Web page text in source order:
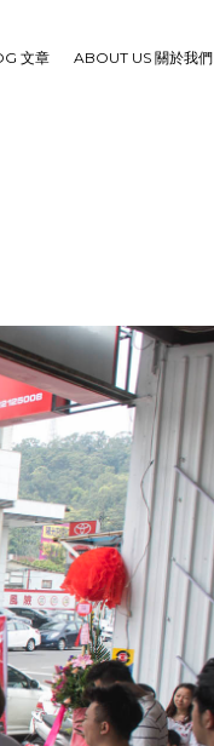
文章 ABOUT US 關於我們